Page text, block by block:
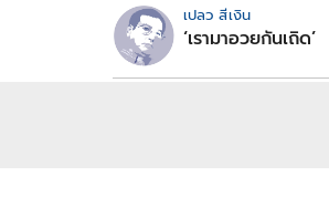
เปลว สีเงิน
‘เรามาอวยกันเถิด’